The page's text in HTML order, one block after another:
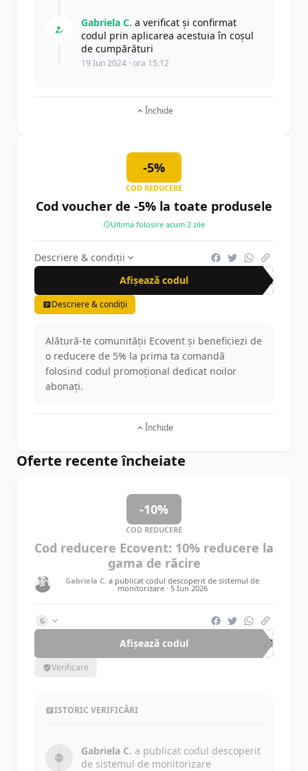
Gabriela C. a verificat și confirmat
codul prin aplicarea acestuia în coșul
de cumpărături
19 Iun 2024 · ora 15:12
Închide
-5%
COD REDUCERE
Cod voucher de -5% la toate produsele
Ultima folosire acum 2 zile
Descriere & condiții
Afișează codul
new
Descriere & condiții
Alătură-te comunității Ecovent și beneficiezi de
o reducere de 5% la prima ta comandă
folosind codul promoțional dedicat noilor
abonați.
Închide
Oferte recente încheiate
-10%
COD REDUCERE
Cod reducere Ecovent: 10% reducere la
gama de răcire
Gabriela C. a publicat codul descoperit de sistemul de
monitorizare · 5 Iun 2026
G
Afișează codul VAR
Verificare
ISTORIC VERIFICĂRI
Gabriela C. a publicat codul descoperit
de sistemul de monitorizare